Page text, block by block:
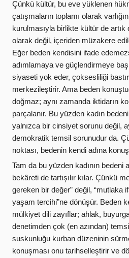
Çünkü kültür, bu eve yüklenen
çatışmaların toplamı olarak
kurulmasıyla birlikte kültür de artık
olarak değil, içeriden müzakere
Eğer beden kendisini ifade
adımlamaya ve güçlendirmeye
siyaseti yok eder, çoksesliliği
merkezileştirir. Ama beden
doğmaz; aynı zamanda iktidarın
parçalanır. Bu yüzden kadın
yalnızca bir cinsiyet sorunu değil,
demokratik temsil sorunudur da.
noktası, bedenin kendi adına
Tam da bu yüzden kadının bedeni
bekâreti de tartışılır kılar. Çünkü
gereken bir değer” değil, “mutlaka
yaşam tercihi”ne dönüşür. Beden
mülkiyet dili zayıflar; ahlak,
denetimden çok (en azından)
suskunluğu kurban düzeninin
konuşması onu tarihselleştirir ve